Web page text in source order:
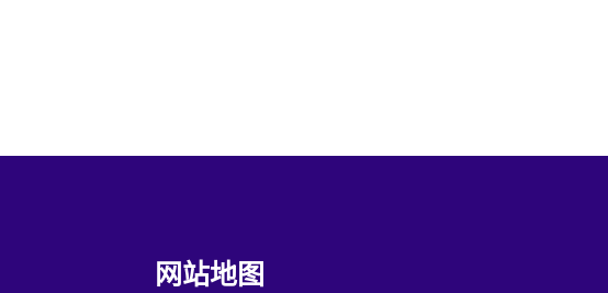
网站地图